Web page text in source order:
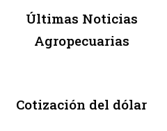
Últimas Noticias
Agropecuarias
Cotización del dólar